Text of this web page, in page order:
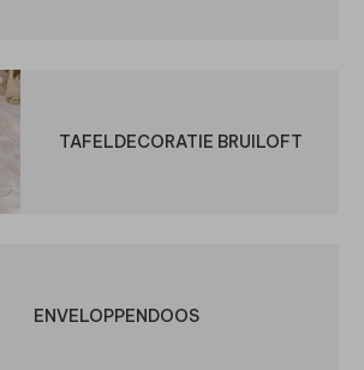
TAFELDECORATIE BRUILOFT
ENVELOPPENDOOS